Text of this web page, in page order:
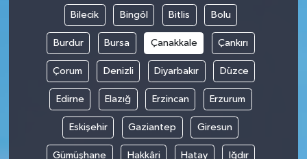
Bilecik Bingöl Bitlis Bolu
Burdur Bursa Çanakkale Çankırı
Çorum Denizli Diyarbakır Düzce
Edirne Elazığ Erzincan Erzurum
Eskişehir Gaziantep Giresun
Gümüşhane Hakkâri Hatay Iğdır